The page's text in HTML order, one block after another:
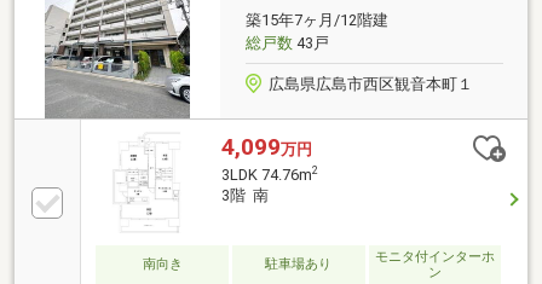
築15年7ヶ月/12階建
総戸数43戸
広島県広島市西区観音本町１
4,099万円
3LDK 74.76m2
3階 南
南向き 駐車場あり
モニタ付インターホ
ン